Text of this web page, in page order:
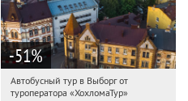
-51%
13:39:39 Купили:
Автобусный тур в Выборг от
туроператора «ХохломаТур»